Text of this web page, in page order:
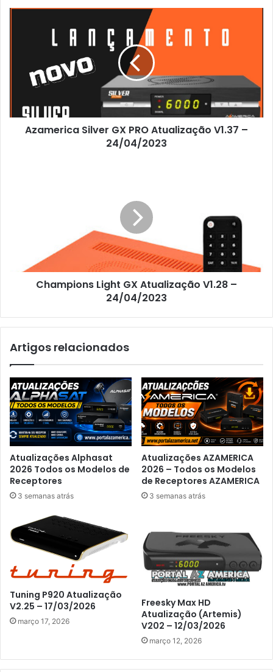
Azamerica Silver GX PRO Atualização V1.37 –
24/04/2023
Champions Light GX Atualização V1.28 –
24/04/2023
Artigos relacionados
Atualizações Alphasat
2026 Todos os Modelos de
Receptores
3 semanas atrás
Atualizações AZAMERICA
2026 – Todos os Modelos
de Receptores AZAMERICA
3 semanas atrás
Tuning P920 Atualização
V2.25 – 17/03/2026
março 17, 2026
Freesky Max HD
Atualização (Artemis)
V202 – 12/03/2026
março 12, 2026